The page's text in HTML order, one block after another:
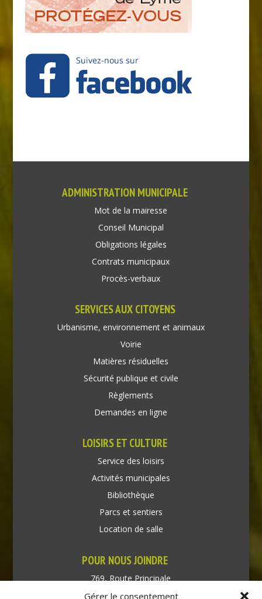
Gérer le consentement
ADMINISTRATION MUNICIPALE
Mot de la mairesse
Conseil Municipal
Obligations légales
Contrats municipaux
Procès-verbaux
SERVICES AUX CITOYENS
Urbanisme, environnement et animaux
Voirie
Matières résiduelles
Sécurité publique et civile
Règlements
Demandes en ligne
LOISIRS ET CULTURE
Service des loisirs
Activités municipales
Bibliothèque
Parcs et sentiers
Location de salle
POUR NOUS JOINDRE
769, Route Principale
Très-Saint-Rédempteur